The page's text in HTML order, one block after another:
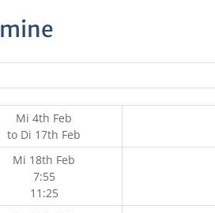
Mi 4th Feb
to Di 17th Feb
Mi 18th Feb
7:55
11:25